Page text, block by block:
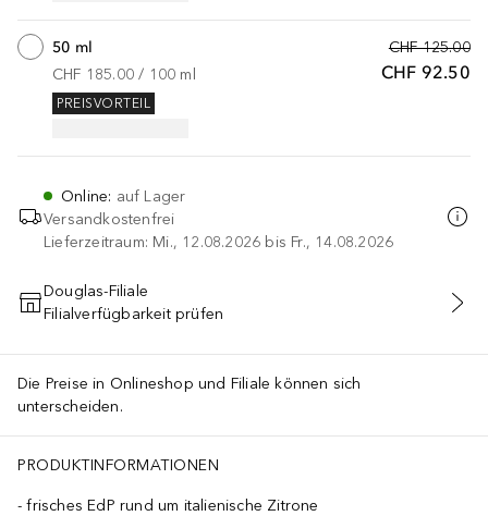
CHF 125.00
CHF 92.50
50 ml
CHF 185.00 / 100 ml
PREISVORTEIL
Online: auf Lager
Versandkostenfrei
Lieferzeitraum: Mi., 12.08.2026 bis Fr., 14.08.2026
IN DEN WARENKORB
Douglas-Filiale
Filialverfügbarkeit prüfen
Die Preise in Onlineshop und Filiale können sich
unterscheiden.
PRODUKTINFORMATIONEN
frisches EdP rund um italienische Zitrone